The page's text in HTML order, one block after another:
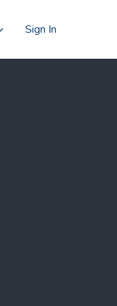
Sign In